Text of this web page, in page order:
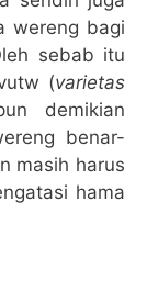
wereng bagi
sebab itu
(varietas
demikian
benar-
masih harus
hama